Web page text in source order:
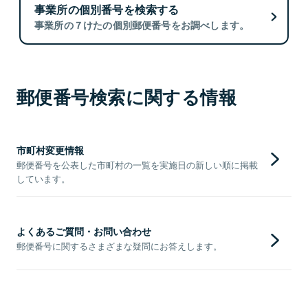
事業所の個別番号を検索する
事業所の７けたの個別郵便番号をお調べします。
郵便番号検索に関する情報
市町村変更情報
郵便番号を公表した市町村の一覧を実施日の新しい順に掲載
しています。
よくあるご質問・お問い合わせ
郵便番号に関するさまざまな疑問にお答えします。